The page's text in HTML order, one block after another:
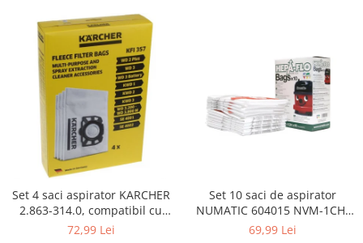
Decoratiuni
Gradinarit
Hobby-uri creative
Iluminat & Electrice
Jaluzele
Kit-uri automatizari porti si usi
Mobila dormitor
Mobila gradina & terasa
Mobila Living & Dining
Organizare si depozitare
Set 4 saci aspirator KARCHER
2.863-314.0, compatibil cu
WD, KWD, SE
72,99 Lei
Set 10 saci de aspirator
NUMATIC 604015 NVM-1CH,
9L
69,99 Lei